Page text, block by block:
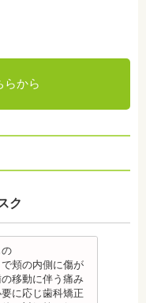
らから
ク
頬の内側に傷が
移動に伴う痛み
に応じ歯科矯正